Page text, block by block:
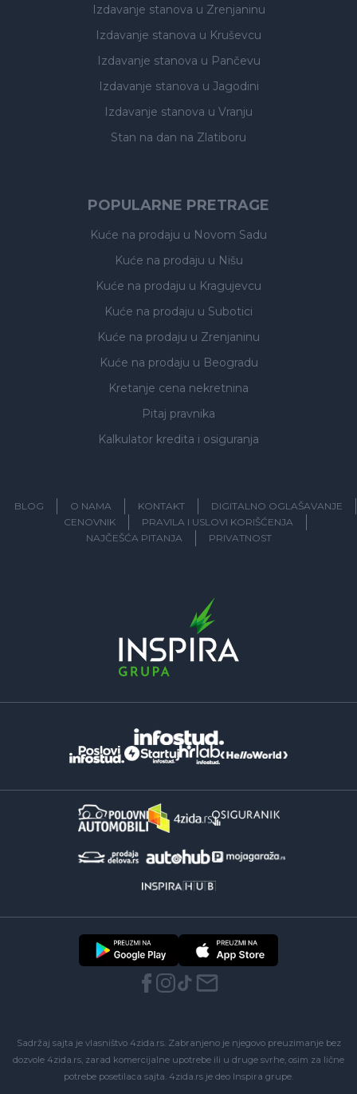
Izdavanje stanova u Zrenjaninu
Izdavanje stanova u Kruševcu
Izdavanje stanova u Pančevu
Izdavanje stanova u Jagodini
Izdavanje stanova u Vranju
Stan na dan na Zlatiboru
POPULARNE PRETRAGE
Kuće na prodaju u Novom Sadu
Kuće na prodaju u Nišu
Kuće na prodaju u Kragujevcu
Kuće na prodaju u Subotici
Kuće na prodaju u Zrenjaninu
Kuće na prodaju u Beogradu
Kretanje cena nekretnina
Pitaj pravnika
Kalkulator kredita i osiguranja
BLOG O NAMA KONTAKT
DIGITALNO OGLAŠAVANJE
CENOVNIK
PRAVILA I USLOVI KORIŠĆENJA
NAJČEŠĆA PITANJA
PRIVATNOST
Sadržaj sajta je vlasništvo 4zida.rs. Zabranjeno je njegovo preuzimanje bez
dozvole 4zida.rs, zarad komercijalne upotrebe ili u druge svrhe, osim za lične
potrebe posetilaca sajta. 4zida.rs je deo Inspira grupe.